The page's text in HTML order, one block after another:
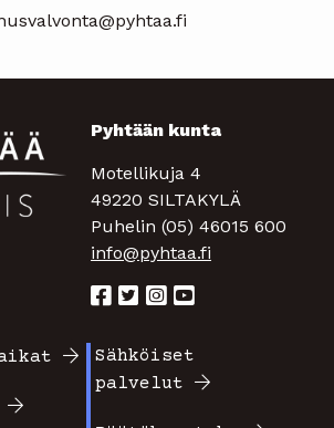
Pyhtään kunta
Motellikuja 4
49220 SILTAKYLÄ
Puhelin (05) 46015 600
info@pyhtaa.fi
Footer
Sähköiset
palvelut